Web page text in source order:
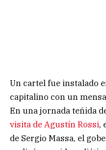
Un cartel fue instalado
capitalino con un
En una jornada teñida
visita de Agustín Rossi,
de Sergio Massa, el